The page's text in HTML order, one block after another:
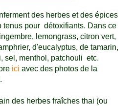
des herbes et des épices
tenus pour détoxifiants. Dans ce
lemongrass, citron vert,
d'eucalyptus, de tamarin,
sel, menthol, patchouli etc.
ici avec des photos de la
des herbes fraîches thai (ou